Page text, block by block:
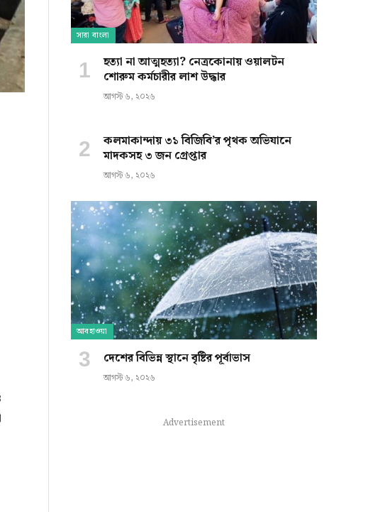
সারা বাংলা
হত্যা না আত্মহত্যা? নেত্রকোনায় ওয়ালটন
শোরুম কর্মচারীর লাশ উদ্ধার
আগস্ট ৬, ২০২৬
কলমাকান্দায় ৩১ বিজিবি’র পৃথক অভিযানে
মাদকসহ ৩ জন গ্রেপ্তার
আগস্ট ৬, ২০২৬
আবহাওয়া
দেশের বিভিন্ন স্থানে বৃষ্টির পূর্বাভাস
আগস্ট ৬, ২০২৬
Advertisement